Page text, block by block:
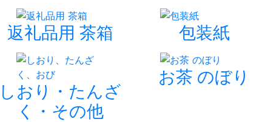
返礼品用 茶箱 包装紙
しおり・たんざ
く・その他
お茶 のぼり